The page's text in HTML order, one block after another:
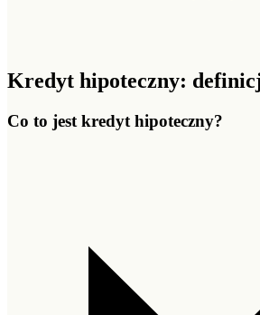
Kredyt hipoteczny:
Co to jest kredyt hipoteczny?